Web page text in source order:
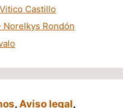
Castillo
Norelkys Rondón
, Aviso legal,